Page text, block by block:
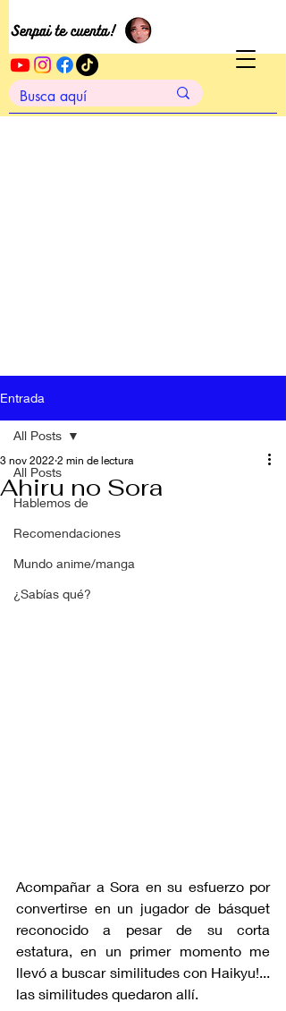
Entrada
All Posts
Hablemos de
Recomendaciones
Mundo anime/manga
¿Sabías qué?
All Posts
Ahiru no Sora
3 nov 2022 2 min de lectura
Acompañar a Sora en su esfuerzo por
convertirse en un jugador de básquet
reconocido a pesar de su corta
estatura, en un primer momento me
llevó a buscar similitudes con Haikyu!...
las similitudes quedaron allí.